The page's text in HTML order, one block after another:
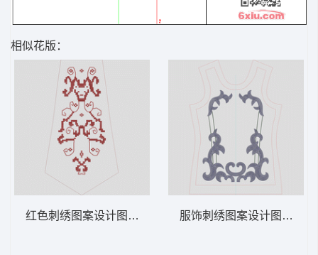
相似花版：
红色刺绣图案设计图 抽象 马赛克服饰刺绣图案设计图 曲线